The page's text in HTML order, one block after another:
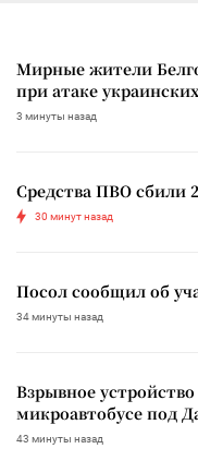
Мирные жители
при атаке
3 минуты назад
Средства ПВО сбили
30 минут назад
Посол сообщил об
34 минуты назад
Взрывное
микроавтобусе под
43 минуты назад